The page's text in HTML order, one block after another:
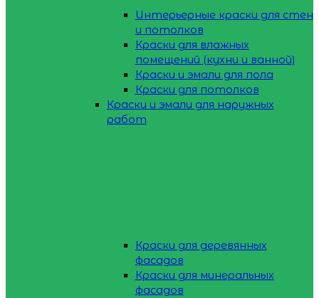
Интерьерные краски для стен
и потолков
Краски для влажных
помещений (кухни и ванной)
Краски и эмали для пола
Краски для потолков
Краски и эмали для наружных
работ
Краски для деревянных
фасадов
Краски для минеральных
фасадов